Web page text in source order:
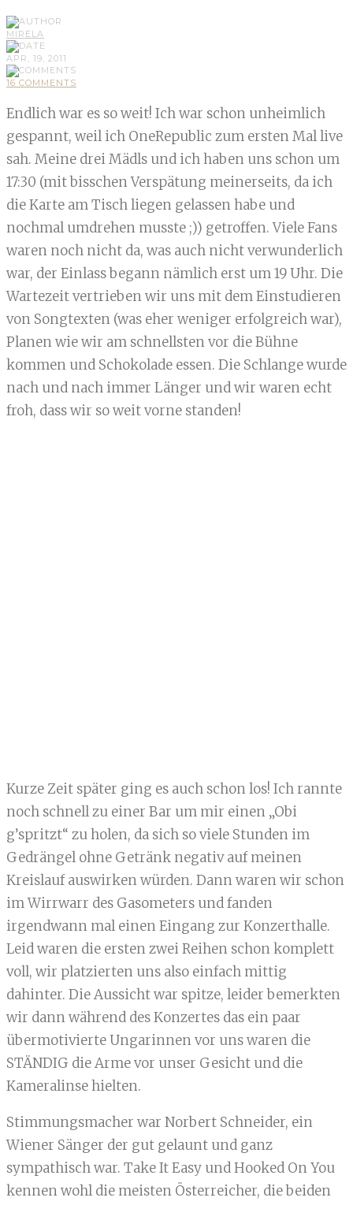
MIRELA
APR, 19, 2011
16 COMMENTS
Endlich war es so weit! Ich war schon unheimlich
gespannt, weil ich OneRepublic zum ersten Mal live
sah. Meine drei Mädls und ich haben uns schon um
17:30 (mit bisschen Verspätung meinerseits, da ich
die Karte am Tisch liegen gelassen habe und
nochmal umdrehen musste ;)) getroffen. Viele Fans
waren noch nicht da, was auch nicht verwunderlich
war, der Einlass begann nämlich erst um 19 Uhr. Die
Wartezeit vertrieben wir uns mit dem Einstudieren
von Songtexten (was eher weniger erfolgreich war),
Planen wie wir am schnellsten vor die Bühne
kommen und Schokolade essen. Die Schlange wurde
nach und nach immer Länger und wir waren echt
froh, dass wir so weit vorne standen!
Kurze Zeit später ging es auch schon los! Ich rannte
noch schnell zu einer Bar um mir einen „Obi
g’spritzt“ zu holen, da sich so viele Stunden im
Gedrängel ohne Getränk negativ auf meinen
Kreislauf auswirken würden. Dann waren wir schon
im Wirrwarr des Gasometers und fanden
irgendwann mal einen Eingang zur Konzerthalle.
Leid waren die ersten zwei Reihen schon komplett
voll, wir platzierten uns also einfach mittig
dahinter. Die Aussicht war spitze, leider bemerkten
wir dann während des Konzertes das ein paar
übermotivierte Ungarinnen vor uns waren die
STÄNDIG die Arme vor unser Gesicht und die
Kameralinse hielten.
Stimmungsmacher war Norbert Schneider, ein
Wiener Sänger der gut gelaunt und ganz
sympathisch war. Take It Easy und Hooked On You
kennen wohl die meisten Österreicher, die beiden